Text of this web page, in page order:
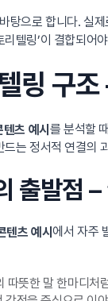
탕으로 합니다. 실
텔링’이 결합되어
링 구
츠 예시 를 분석할
는 정서적 연결
발점 –
텐츠 예시에서 자주
뜻한 말 한마디처